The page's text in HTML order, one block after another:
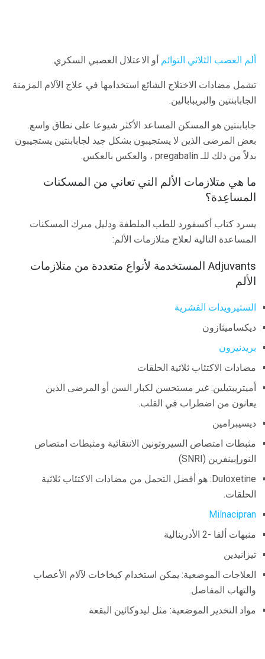
ألم العصب الثلاثي التوائم أو الاعتلال العصبي السكري.
تشمل مضادات الاختلاج الشائع استخدامها في علاج الآلام المزمنة
الجابابنتين والبريبابالين.
جابابنتين هو المسكن المساعد الأكثر شيوعا على نطاق واسع.
بعض المرضى الذين لا يستجيبون بشكل جيد لجابابنتين يستجيبون
بدلاً من ذلك للـ pregabalin ، والعكس بالعكس.
ما هي متلازمات الألم التي تعاني من المسكنات
المساعِدة؟
يسرد كتاب أكسفورد للطب الملطفة ودليل ميرك المسكنات
المساعدة التالية لعلاج متلازمات الألم:
Adjuvants المستخدمة لأنواع متعددة من متلازمات
الألم
الستيرويدات القشرية
ديكساميثازون
بريدنيزون
مضادات الاكتئاب ثلاثية الحلقات
أميتريبتيلين: غير مستحسن لكبار السن أو المرضى الذين
يعانون من اضطراب في القلب.
ديسيبرامين
مثبطات امتصاص السيروتونين الانتقائية ومثبطات امتصاص
النورإبينفرين (SNRI)
Duloxetine: هو أفضل التحمل من مضادات الاكتئاب ثلاثية
الحلقات.
Milnacipran
منبهات ألفا -2 الأدرينالية
تيزانيدين
العلاجات الموضعية: يمكن استخدام كبخاخات لآلام الأعصاب
والتهاب المفاصل.
مواد التخدير الموضعية: مثل ليدوكائين البقعة